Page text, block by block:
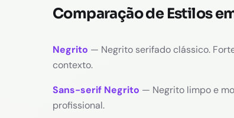
Comparação de Estilos
Negrito — Negrito serifado clássico.
contexto.
Sans-serif Negrito — Negrito limpo e
profissional.